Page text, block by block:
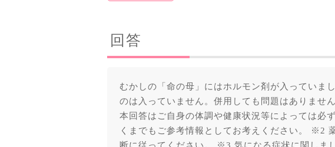
回答
むかしの「命の母」にはホルモン剤が入っていま
のは入っていません。併用しても問題はありませ
本回答はご自身の体調や健康状況等によっては必
くまでもご参考情報としてお考えください。 ※2
断に従ってください。 ※3 気になる症状に関しま